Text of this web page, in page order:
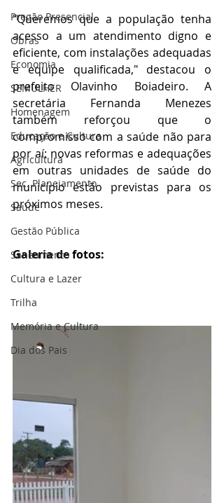
Pregão Presencial
Obras
Economia
SEMULHER
Homenagem
Educação e Cultura
Agricultura
Sec. Planejamento
Saúde
Gestão Pública
Saneamento
Cultura e Lazer
Trilha
Memória e Cultura
Dia dos Pais
"Queremos que a população tenha
acesso a um atendimento digno e
eficiente, com instalações adequadas
e equipe qualificada," destacou o
prefeito Olavinho Boiadeiro. A
secretária Fernanda Menezes
também reforçou que o
compromisso com a saúde não para
por aí: novas reformas e adequações
em outras unidades de saúde do
município estão previstas para os
próximos meses.
Galeria de fotos: